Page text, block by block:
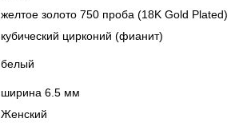
желтое золото 750 проба (18K Gold Plated)
кубический цирконий (фианит)
белый
ширина 6.5 мм
Женский